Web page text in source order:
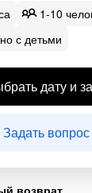
1-10
с детьми
дату и
Задать
возврат